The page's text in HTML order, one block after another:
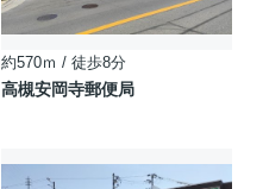
約570ｍ / 徒歩8分
高槻安岡寺郵便局